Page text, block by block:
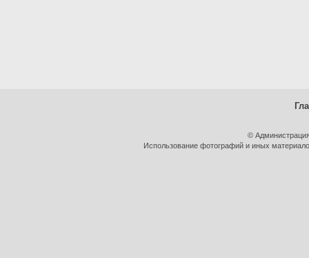
©
Использование фотографий и иных